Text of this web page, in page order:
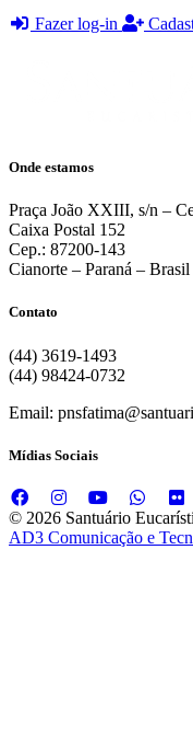
Fazer log-in
Onde estamos
Praça João XXIII, s/n –
Caixa Postal 152
Cep.: 87200-143
Cianorte – Paraná – Brasil
Contato
(44) 3619-1493
(44) 98424-0732
Email:
Mídias Sociais
© 2026 Santuário
AD3 Comunicação e